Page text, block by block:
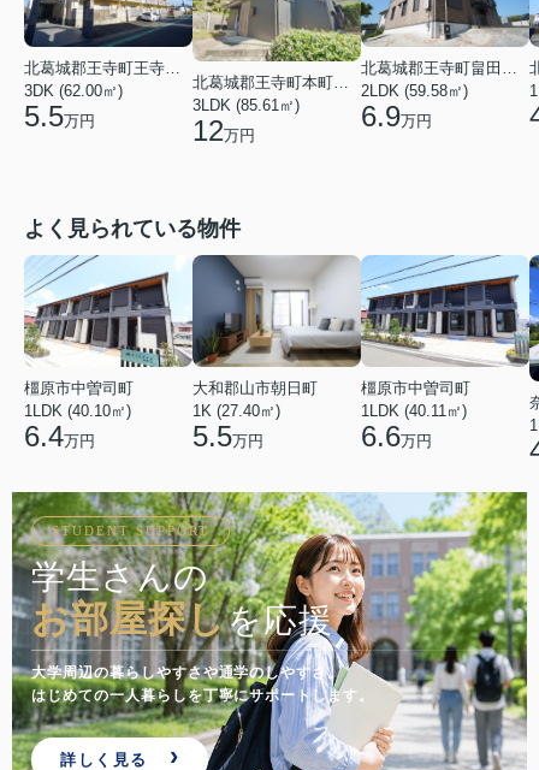
北葛城郡王寺町王寺１丁目
3DK (62.00㎡)
5.5万円
北葛城郡王寺町本町１丁目
3LDK (85.61㎡)
12万円
2LDK (59.58㎡)
6.9万円
よく見られている物件
橿原市中曽司町
1LDK (40.10㎡)
6.4万円
大和郡山市朝日町
1K (27.40㎡)
5.5万円
橿原市中曽司町
1LDK (40.11㎡)
6.6万円
STUDENT SUPPORT
学生さんの
お部屋探しを応援
大学周辺の暮らしやすさや通学のしやすさ。
はじめての一人暮らしを丁寧にサポートします。
詳しく見る